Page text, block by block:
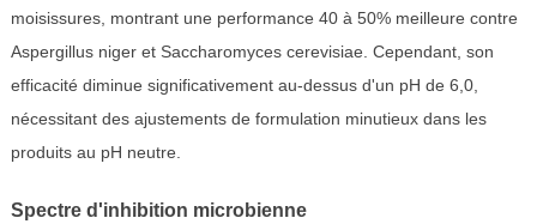
moisissures, montrant une performance 40 à 50% meilleure contre
Aspergillus niger et Saccharomyces cerevisiae. Cependant, son
efficacité diminue significativement au-dessus d'un pH de 6,0,
nécessitant des ajustements de formulation minutieux dans les
produits au pH neutre.
Spectre d'inhibition microbienne